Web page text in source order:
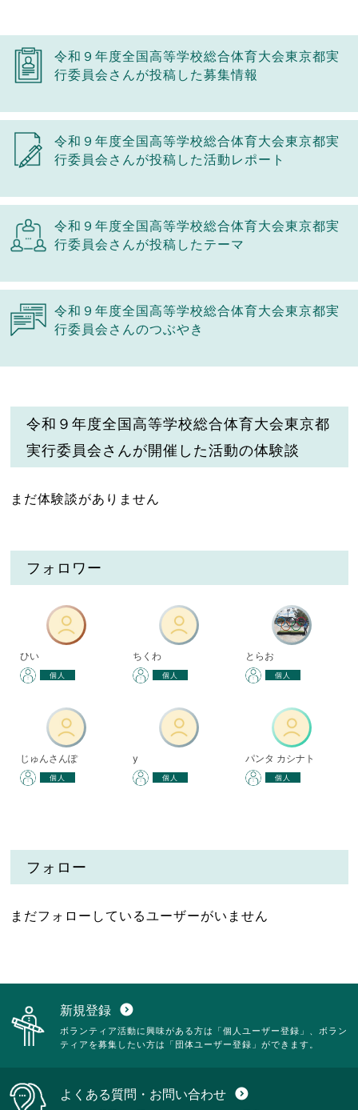
令和９年度全国高等学校総合体育大会東京都実
行委員会さんが投稿した募集情報
令和９年度全国高等学校総合体育大会東京都実
行委員会さんが投稿した活動レポート
令和９年度全国高等学校総合体育大会東京都実
行委員会さんが投稿したテーマ
令和９年度全国高等学校総合体育大会東京都実
行委員会さんのつぶやき
令和９年度全国高等学校総合体育大会東京都
実行委員会さんが開催した活動の体験談
まだ体験談がありません
フォロワー
ひい
個人
ちくわ
個人
とらお
個人
じゅんさんぽ
個人
y
個人
パンタ カシナト
個人
フォロー
まだフォローしているユーザーがいません
新規登録 expand_circle_down
ボランティア活動に興味がある方は「個人ユーザー登録」、ボラン
ティアを募集したい方は「団体ユーザー登録」ができます。
よくある質問・お問い合わせ expand_circle_down